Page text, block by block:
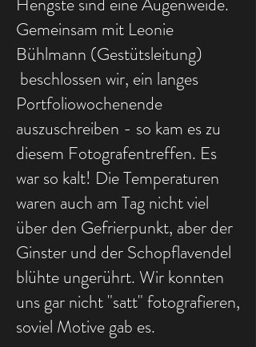
Gemeinsam mit Leonie
Bühlmann (Gestütsleitung)
beschlossen wir, ein langes
Portfoliowochenende
auszuschreiben - so kam es zu
diesem Fotografentreffen. Es
war so kalt! Die Temperaturen
waren auch am Tag nicht viel
über den Gefrierpunkt, aber der
Ginster und der Schopflavendel
blühte ungerührt. Wir konnten
uns gar nicht "satt" fotografieren,
soviel Motive gab es.